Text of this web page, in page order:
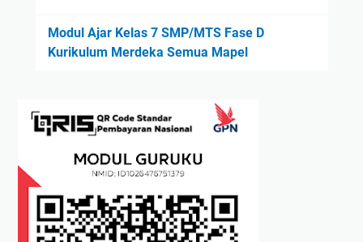
Modul Ajar Kelas 7 SMP/MTS Fase D
Kurikulum Merdeka Semua Mapel